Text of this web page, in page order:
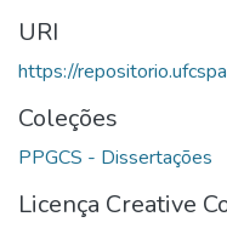
URI
https://
Coleções
PPGCS - Dissertações
Licença Creative